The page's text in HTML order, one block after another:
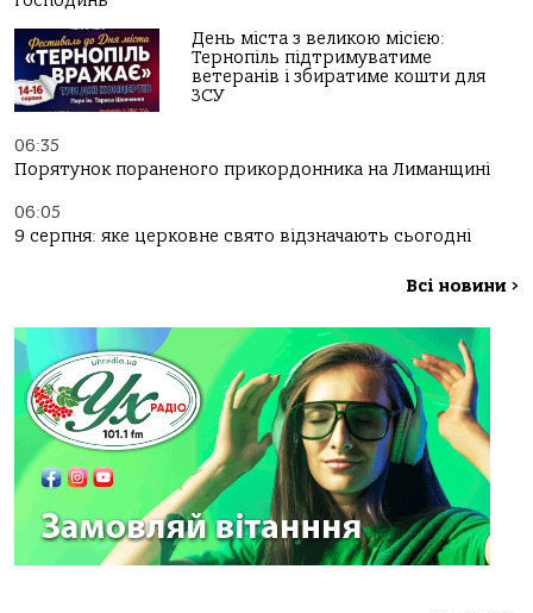
День міста з великою місією:
Тернопіль підтримуватиме
ветеранів і збиратиме кошти для
ЗСУ
06:35
Порятунок пораненого прикордонника на Лиманщині
06:05
9 серпня: яке церковне свято відзначають сьогодні
Всі новини >